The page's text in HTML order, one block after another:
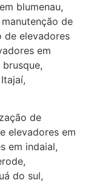
blumenau,
de
de elevadores
em
de
elevadores em
em indaial,
do sul,